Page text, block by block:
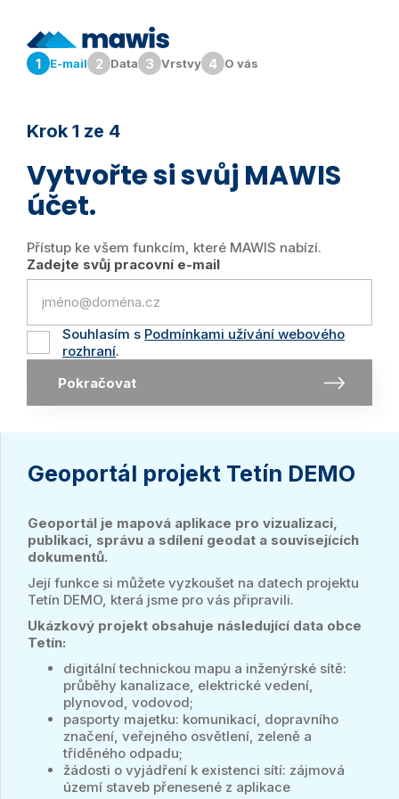
1 E-mail 2 Data 3 Vrstvy 4 O vás
Krok 1 ze 4
Vytvořte si svůj MAWIS
účet.
Přístup ke všem funkcím, které MAWIS nabízí.
Zadejte svůj pracovní e-mail
Souhlasím s Podmínkami užívání webového
rozhraní.
Pokračovat
Geoportál projekt Tetín DEMO
Geoportál je mapová aplikace pro vizualizaci,
publikaci, správu a sdílení geodat a souvisejících
dokumentů.
Její funkce si můžete vyzkoušet na datech projektu
Tetín DEMO, která jsme pro vás připravili.
Ukázkový projekt obsahuje následující data obce
Tetín:
digitální technickou mapu a inženýrské sítě:
průběhy kanalizace, elektrické vedení,
plynovod, vodovod;
pasporty majetku: komunikací, dopravního
značení, veřejného osvětlení, zeleně a
tříděného odpadu;
žádosti o vyjádření k existenci sítí: zájmová
území staveb přenesené z aplikace